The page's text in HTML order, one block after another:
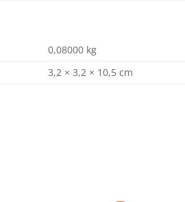
0,08000 kg
3,2 × 3,2 × 10,5 cm